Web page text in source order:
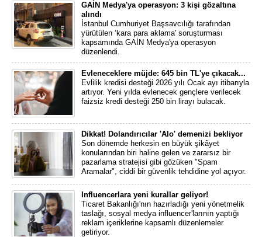
GAİN Medya'ya operasyon: 3 kişi gözaltına
alındı
İstanbul Cumhuriyet Başsavcılığı tarafından
yürütülen ‘kara para aklama' soruşturması
kapsamında GAİN Medya'ya operasyon
düzenlendi.
Evleneceklere müjde: 645 bin TL'ye çıkacak...
Evlilik kredisi desteği 2026 yılı Ocak ayı itibarıyla
artıyor. Yeni yılda evlenecek gençlere verilecek
faizsiz kredi desteği 250 bin lirayı bulacak.
Dikkat! Dolandırıcılar 'Alo' demenizi bekliyor
Son dönemde herkesin en büyük şikâyet
konularından biri haline gelen ve zararsız bir
pazarlama stratejisi gibi gözüken "Spam
Aramalar", ciddi bir güvenlik tehdidine yol açıyor.
Influencerlara yeni kurallar geliyor!
Ticaret Bakanlığı'nın hazırladığı yeni yönetmelik
taslağı, sosyal medya influencer'larının yaptığı
reklam içeriklerine kapsamlı düzenlemeler
getiriyor.